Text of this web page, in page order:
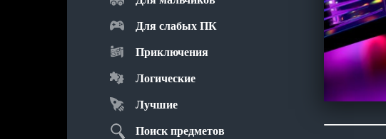
Для слабых ПК
Приключения
Логические
Лучшие
Поиск предметов